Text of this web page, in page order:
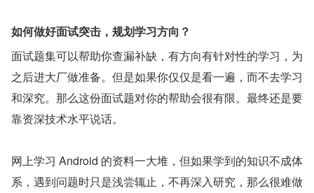
如何做好面试突击，规划学习方向？
面试题集可以帮助你查漏补缺，有方向有针对性的学习，为
之后进大厂做准备。但是如果你仅仅是看一遍，而不去学习
和深究。那么这份面试题对你的帮助会很有限。最终还是要
靠资深技术水平说话。
网上学习 Android 的资料一大堆，但如果学到的知识不成体
系，遇到问题时只是浅尝辄止，不再深入研究，那么很难做